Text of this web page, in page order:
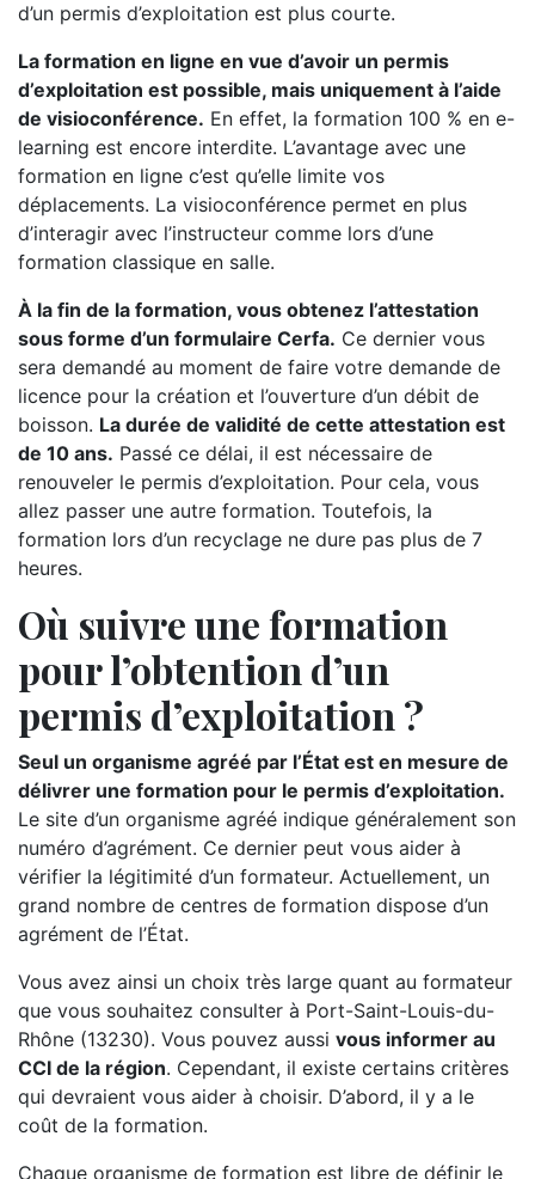
d’un permis d’exploitation est plus courte.
La formation en ligne en vue d’avoir un permis
d’exploitation est possible, mais uniquement à l’aide
de visioconférence. En effet, la formation 100 % en e-
learning est encore interdite. L’avantage avec une
formation en ligne c’est qu’elle limite vos
déplacements. La visioconférence permet en plus
d’interagir avec l’instructeur comme lors d’une
formation classique en salle.
À la fin de la formation, vous obtenez l’attestation
sous forme d’un formulaire Cerfa. Ce dernier vous
sera demandé au moment de faire votre demande de
licence pour la création et l’ouverture d’un débit de
boisson. La durée de validité de cette attestation est
de 10 ans. Passé ce délai, il est nécessaire de
renouveler le permis d’exploitation. Pour cela, vous
allez passer une autre formation. Toutefois, la
formation lors d’un recyclage ne dure pas plus de 7
heures.
Où suivre une formation
pour l’obtention d’un
permis d’exploitation ?
Seul un organisme agréé par l’État est en mesure de
délivrer une formation pour le permis d’exploitation.
Le site d’un organisme agréé indique généralement son
numéro d’agrément. Ce dernier peut vous aider à
vérifier la légitimité d’un formateur. Actuellement, un
grand nombre de centres de formation dispose d’un
agrément de l’État.
Vous avez ainsi un choix très large quant au formateur
que vous souhaitez consulter à Port-Saint-Louis-du-
Rhône (13230). Vous pouvez aussi vous informer au
CCI de la région. Cependant, il existe certains critères
qui devraient vous aider à choisir. D’abord, il y a le
coût de la formation.
Chaque organisme de formation est libre de définir le